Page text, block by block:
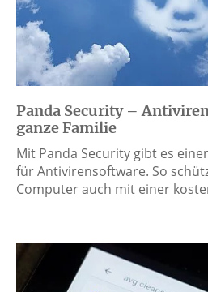
Panda Security –
ganze Familie
Mit Panda Security gibt es
für Antivirensoftware. So
Computer auch mit einer